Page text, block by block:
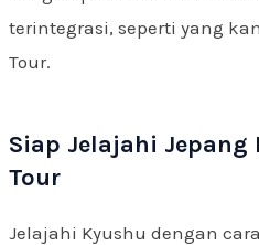
terintegrasi, seperti yang
Tour.
Siap Jelajahi Jepang
Tour
Jelajahi Kyushu dengan